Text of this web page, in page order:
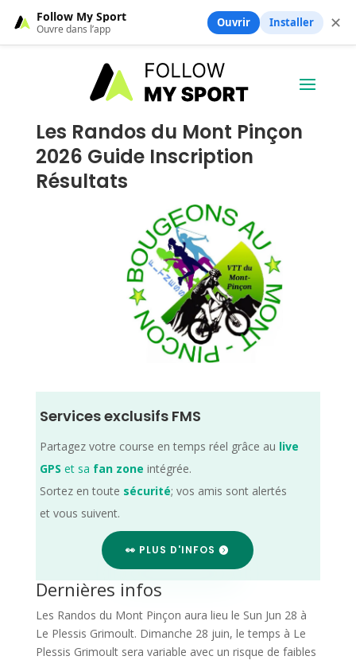
Les Randos du Mont Pinçon
2026 Guide Inscription
Résultats
Services exclusifs FMS
Partagez votre course en temps réel grâce au live
GPS et sa fan zone intégrée.
Sortez en toute sécurité; vos amis sont alertés
et vous suivent.
👀 PLUS D'INFOS
Dernières infos
Les Randos du Mont Pinçon aura lieu le Sun Jun 28 à
Le Plessis Grimoult. Dimanche 28 juin, le temps à Le
Plessis Grimoult sera variable avec un risque de faibles
Follow My Sport
Ouvre dans l’app Ouvrir Installer ✕